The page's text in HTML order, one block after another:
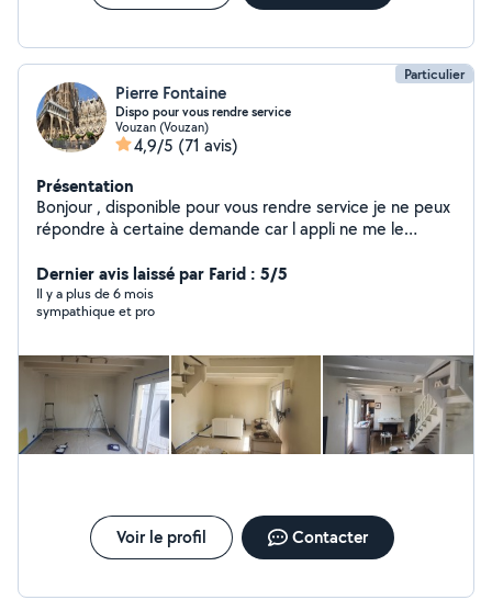
Particulier
Pierre Fontaine
Dispo pour vous rendre service
Vouzan (Vouzan)
4,9/5 (71 avis)
Présentation
Bonjour , disponible pour vous rendre service je ne peux
répondre à certaine demande car l appli ne me le
mais n hésiter pas à me contactez
Dernier avis laissé par Farid : 5/5
Il y a plus de 6 mois
sympathique et pro
Voir le profil Contacter